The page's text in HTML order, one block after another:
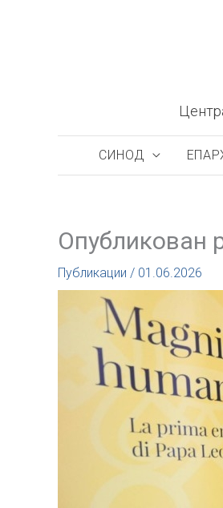
СИНОД
Опубликован
Публикации / 01.06.2026